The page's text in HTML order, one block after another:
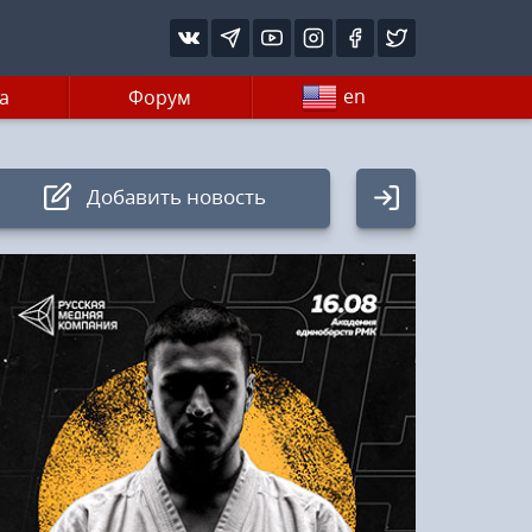
Форум en
Добавить новость
Авторизация
Логин:
Пароль
Войти